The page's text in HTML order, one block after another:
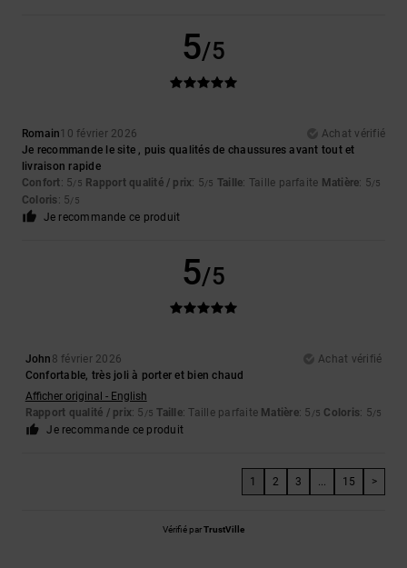
5/5
Romain10 février 2026
Achat vérifié
Je recommande le site , puis qualités de chaussures avant tout et
livraison rapide
Confort: 5/5 Rapport qualité / prix: 5/5 Taille: Taille parfaite Matière: 5/5
Coloris: 5/5
Je recommande ce produit
5/5
John 8 février 2026
Achat vérifié
Confortable, très joli à porter et bien chaud
Afficher original - English
Rapport qualité / prix: 5 /5 Taille: Taille parfaite Matière: 5 /5 Coloris: 5/5
Je recommande ce produit
1 2 3 ... 15 >
Vérifié parTrustVille